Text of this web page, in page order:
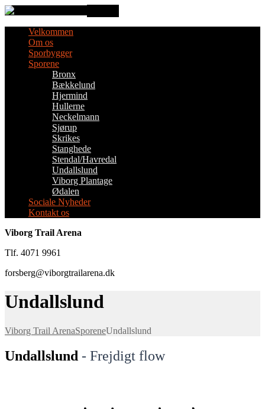
Velkommen
Om os
Sporbygger
Sporene
Bronx
Bækkelund
Hjermind
Hullerne
Neckelmann
Sjørup
Skrikes
Stanghede
Stendal/Havredal
Undallslund
Viborg Plantage
Ødalen
Sociale Nyheder
Kontakt os
Viborg Trail Arena
Tlf. 4071 9961
forsberg@viborgtrailarena.dk
Undallslund
Viborg Trail ArenaSporeneUndallslund
Undallslund - Frejdigt flow